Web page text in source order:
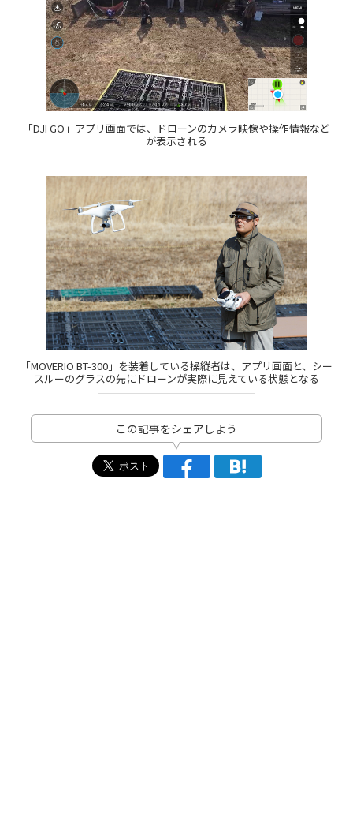
「DJI GO」アプリ画面では、ドローンのカメラ映像や操作情報など
が表示される
「MOVERIO BT-300」を装着している操縦者は、アプリ画面と、シー
スルーのグラスの先にドローンが実際に見えている状態となる
この記事をシェアしよう